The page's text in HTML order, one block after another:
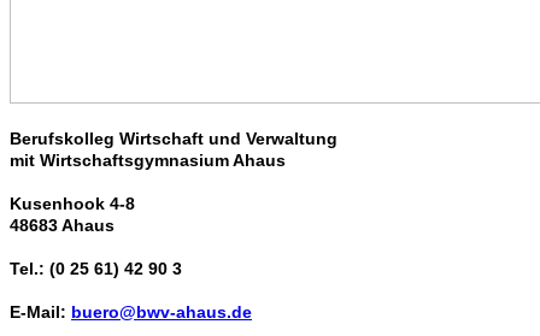
Berufskolleg Wirtschaft und Verwaltung
mit Wirtschaftsgymnasium Ahaus
Kusenhook 4-8
48683 Ahaus
Tel.: (0 25 61) 42 90 3
E-Mail: buero@bwv-ahaus.de